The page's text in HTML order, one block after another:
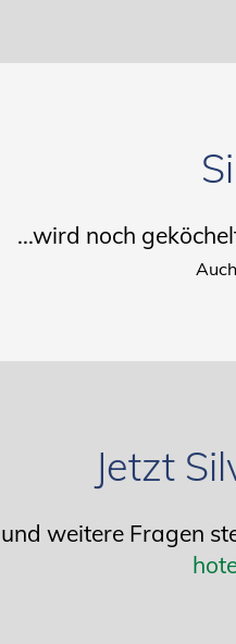
...wird noch
Jetzt
weitere Fragen